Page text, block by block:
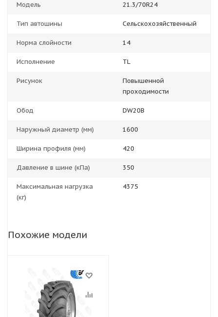
Модель 21.3/70R24
Тип автошины Сельскохозяйственный
Норма слойности 14
Исполнение TL
Рисунок
Повышенной
проходимости
Обод DW20B
Наружный диаметр (мм) 1600
Ширина профиля (мм) 420
Давление в шине (кПа) 350
Максимальная нагрузка
(кг)
4375
Похожие модели